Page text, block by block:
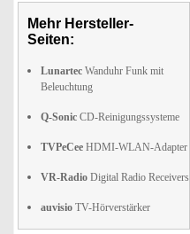
Mehr Hersteller-
Seiten:
Lunartec Wanduhr Funk mit
Beleuchtung
Q-Sonic CD-Reinigungssysteme
TVPeCee HDMI-WLAN-Adapter
VR-Radio Digital Radio Receivers
auvisio TV-Hörverstärker